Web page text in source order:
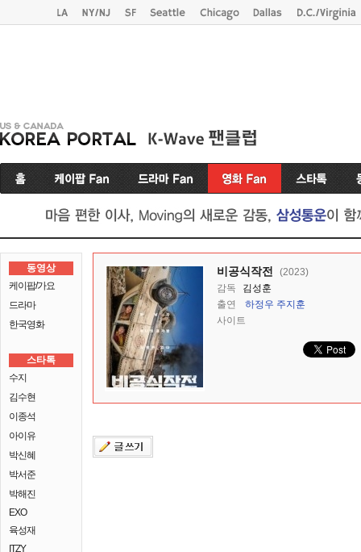
동영상
케이팝/가요
드라마
한국영화
스타톡
수지
김수현
이종석
아이유
박신혜
박서준
박해진
EXO
육성재
ITZY
비공식작전
(2023)
감독
김성훈
출연
하정우 주지훈
사이트